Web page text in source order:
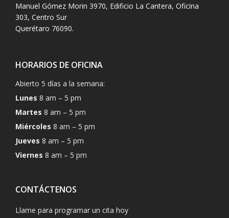
Manuel Gómez Morin 3970, Edificio La Cantera, Oficina
303, Centro Sur
Querétaro 76090.
HORARIOS DE OFICINA
Abierto 5 días a la semana:
Lunes 8 am – 5 pm
Martes 8 am – 5 pm
Miércoles 8 am – 5 pm
Jueves 8 am – 5 pm
Viernes 8 am – 5 pm
CONTÁCTENOS
Llame para programar un cita hoy